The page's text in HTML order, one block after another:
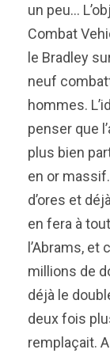
un peu…
Combat
le Bradley
neuf
hommes.
penser que
plus bien
en or
d’ores et
en fera à
l’Abrams,
millions de
déjà le
deux fois
remplaçait.